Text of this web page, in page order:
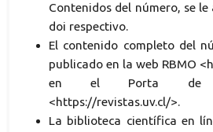
Contenidos del número, se
doi respectivo.
El contenido completo del
publicado en la web RBMO
en el Porta de
<https://revistas.uv.cl/>.
La biblioteca científica en